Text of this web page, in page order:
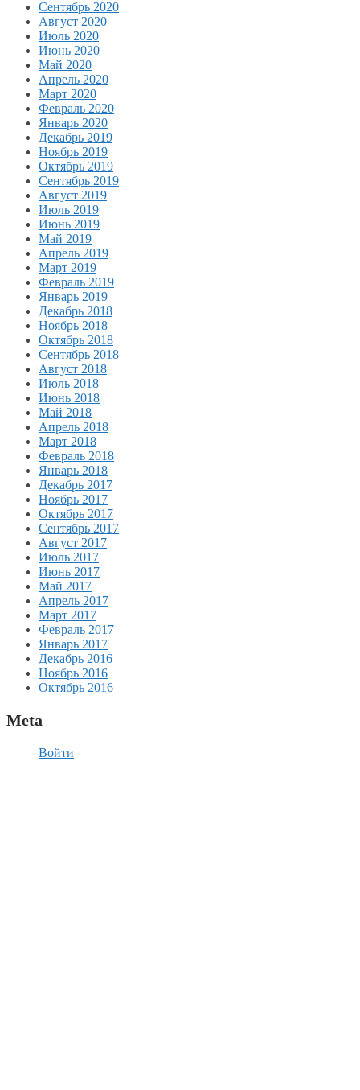
Сентябрь 2020
Август 2020
Июль 2020
Июнь 2020
Май 2020
Апрель 2020
Март 2020
Февраль 2020
Январь 2020
Декабрь 2019
Ноябрь 2019
Октябрь 2019
Сентябрь 2019
Август 2019
Июль 2019
Июнь 2019
Май 2019
Апрель 2019
Март 2019
Февраль 2019
Январь 2019
Декабрь 2018
Ноябрь 2018
Октябрь 2018
Сентябрь 2018
Август 2018
Июль 2018
Июнь 2018
Май 2018
Апрель 2018
Март 2018
Февраль 2018
Январь 2018
Декабрь 2017
Ноябрь 2017
Октябрь 2017
Сентябрь 2017
Август 2017
Июль 2017
Июнь 2017
Май 2017
Апрель 2017
Март 2017
Февраль 2017
Январь 2017
Декабрь 2016
Ноябрь 2016
Октябрь 2016
Meta
Войти